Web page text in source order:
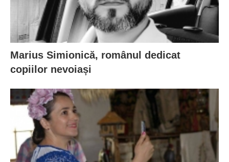
Marius Simionică, românul dedicat
copiilor nevoiași